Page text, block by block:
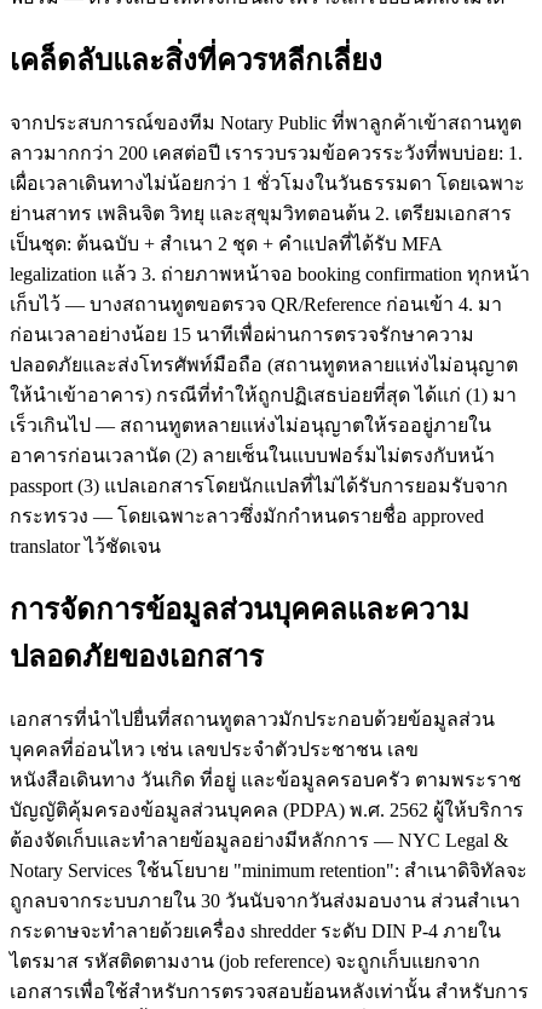
เคล็ดลับและสิ่งที่ควรหลีกเลี่ยง
จากประสบการณ์ของทีม Notary Public ที่พาลูกค้าเข้าสถานทูต
ลาวมากกว่า 200 เคสต่อปี เรารวบรวมข้อควรระวังที่พบบ่อย: 1.
เผื่อเวลาเดินทางไม่น้อยกว่า 1 ชั่วโมงในวันธรรมดา โดยเฉพาะ
ย่านสาทร เพลินจิต วิทยุ และสุขุมวิทตอนต้น 2. เตรียมเอกสาร
เป็นชุด: ต้นฉบับ + สำเนา 2 ชุด + คำแปลที่ได้รับ MFA
legalization แล้ว 3. ถ่ายภาพหน้าจอ booking confirmation ทุกหน้า
เก็บไว้ — บางสถานทูตขอตรวจ QR/Reference ก่อนเข้า 4. มา
ก่อนเวลาอย่างน้อย 15 นาทีเพื่อผ่านการตรวจรักษาความ
ปลอดภัยและส่งโทรศัพท์มือถือ (สถานทูตหลายแห่งไม่อนุญาต
ให้นำเข้าอาคาร) กรณีที่ทำให้ถูกปฏิเสธบ่อยที่สุด ได้แก่ (1) มา
เร็วเกินไป — สถานทูตหลายแห่งไม่อนุญาตให้รออยู่ภายใน
อาคารก่อนเวลานัด (2) ลายเซ็นในแบบฟอร์มไม่ตรงกับหน้า
passport (3) แปลเอกสารโดยนักแปลที่ไม่ได้รับการยอมรับจาก
กระทรวง — โดยเฉพาะลาวซึ่งมักกำหนดรายชื่อ approved
translator ไว้ชัดเจน
การจัดการข้อมูลส่วนบุคคลและความ
ปลอดภัยของเอกสาร
เอกสารที่นำไปยื่นที่สถานทูตลาวมักประกอบด้วยข้อมูลส่วน
บุคคลที่อ่อนไหว เช่น เลขประจำตัวประชาชน เลข
หนังสือเดินทาง วันเกิด ที่อยู่ และข้อมูลครอบครัว ตามพระราช
บัญญัติคุ้มครองข้อมูลส่วนบุคคล (PDPA) พ.ศ. 2562 ผู้ให้บริการ
ต้องจัดเก็บและทำลายข้อมูลอย่างมีหลักการ — NYC Legal &
Notary Services ใช้นโยบาย "minimum retention": สำเนาดิจิทัลจะ
ถูกลบจากระบบภายใน 30 วันนับจากวันส่งมอบงาน ส่วนสำเนา
กระดาษจะทำลายด้วยเครื่อง shredder ระดับ DIN P-4 ภายใน
ไตรมาส รหัสติดตามงาน (job reference) จะถูกเก็บแยกจาก
เอกสารเพื่อใช้สำหรับการตรวจสอบย้อนหลังเท่านั้น สำหรับการ